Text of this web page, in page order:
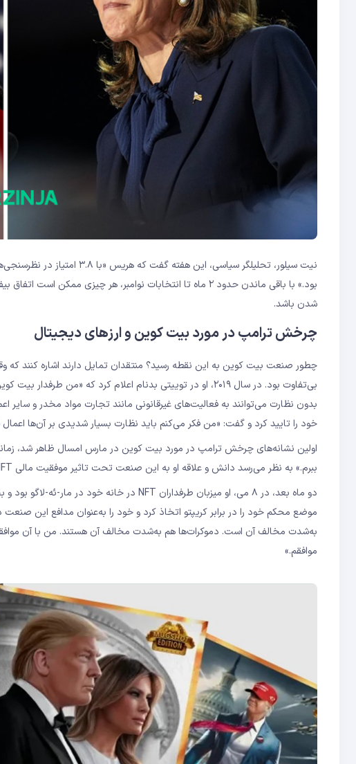
نیت سیلور، تحلیلگر سیاسی،
بود.» با باقی ماندن حدود ۲ ماه تا انتخابات نوامبر، هر
شدن باشد.
چرخش ترامپ در مورد بیت کوین و ارزهای دیجیتال
چطور صنعت بیت کوین به این نقطه رسید؟ منتقدان تمایل دارند اشاره کنند که
بی‌تفاوت بود. در سال ۲۰۱۹، او در توییتی بدنام اعلام کرد که
خود را تایید کرد و گفت: «من فکر می‌کنم باید نظارت بسیار شدیدی بر آن‌ها
اولین نشانه‌های چرخش ترامپ در مورد بیت کوین در مارس امسال ظاهر شد،
ببرم.» به نظر می‌رسد دانش و علاقه او به این صنعت تحت تاثیر موفقیت مالی NFTهای برند ترامپ قرار گرفته است.
به‌شدت مخالف آن است. دموکرات‌ها هم به‌شدت مخالف آن هستند. من با آن
موافقم.»